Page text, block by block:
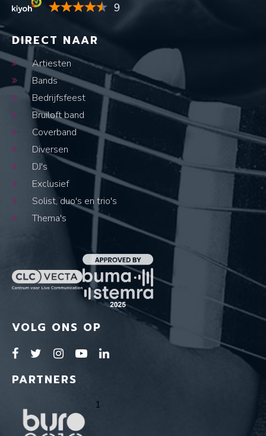
9
DIRECT NAAR
Artiesten
Bands
Bedrijfsfeest
Bruiloft band
Coverband
Diversen
DJ's
Exclusief
Solist, duo's en trio's
Thema's
VOLG ONS OP
PARTNERS
1